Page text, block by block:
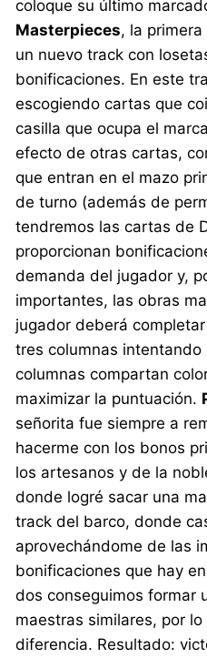
coloque su último
Masterpieces, la
un nuevo track con
bonificaciones. En este
escogiendo cartas que
casilla que ocupa el
efecto de otras cartas,
que entran en el mazo
de turno (además de
tendremos las cartas de
proporcionan
demanda del jugador y,
importantes, las obras
jugador deberá
tres columnas intentando
columnas compartan
maximizar la puntuación.
señorita fue siempre a
hacerme con los bonos
los artesanos y de la
donde logré sacar una
track del barco, donde
aprovechándome de las
bonificaciones que hay
dos conseguimos formar
maestras similares, por
diferencia. Resultado: